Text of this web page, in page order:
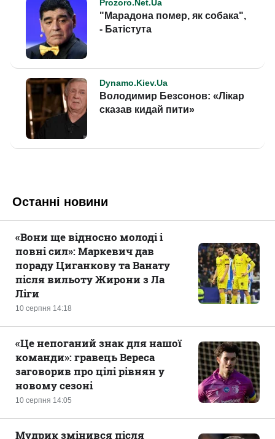
Останні новини
10 серпня 14:18
«Вони ще відносно молоді і
повні сил»: Маркевич дав
пораду Циганкову та Ванату
після вильоту Жирони з Ла
Ліги
10 серпня 14:05
«Це непоганий знак для нашої
команди»: гравець Вереса
заговорив про цілі рівнян у
новому сезоні
Мудрик змінився після